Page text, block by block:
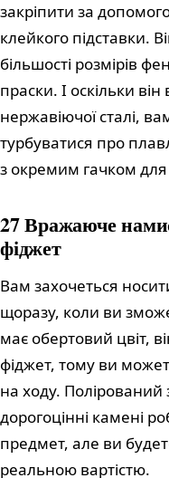
закріпити за
клейкого підставки.
більшості розмірів
праски. І оскільки
нержавіючої сталі,
турбуватися про
з окремим гачком
27 Вражаюче
фіджет
Вам захочеться
щоразу, коли ви
має обертовий цвіт,
фіджет, тому ви
на ходу. Полірований
дорогоцінні камені
предмет, але ви
реальною вартістю.